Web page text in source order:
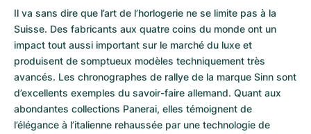
Il va sans dire que l’art de l’horlogerie ne se limite pas à la
Suisse. Des fabricants aux quatre coins du monde ont un
impact tout aussi important sur le marché du luxe et
produisent de somptueux modèles techniquement très
avancés. Les chronographes de rallye de la marque Sinn sont
d’excellents exemples du savoir-faire allemand. Quant aux
abondantes collections Panerai, elles témoignent de
l’élégance à l’italienne rehaussée par une technologie de